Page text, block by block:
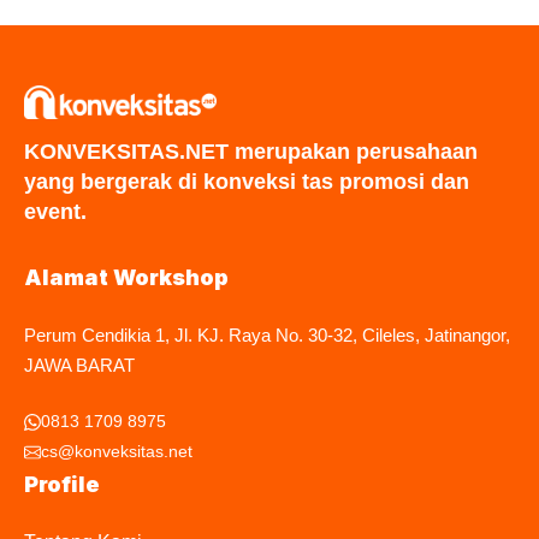
KONVEKSITAS.NET merupakan perusahaan
yang bergerak di konveksi tas promosi dan
event.
Alamat Workshop
Perum Cendikia 1, Jl. KJ. Raya No. 30-32, Cileles, Jatinangor,
JAWA BARAT
0813 1709 8975
cs@konveksitas.net
Profile